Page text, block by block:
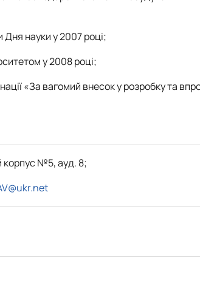
Дня науки у 2007 році;
у 2008 році;
«За вагомий внесок у розробку та
корпус №5, ауд. 8;